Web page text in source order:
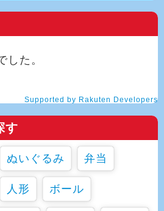
した。
Supported by Rakuten Developers
す
ぬいぐるみ 弁当
人形 ボール